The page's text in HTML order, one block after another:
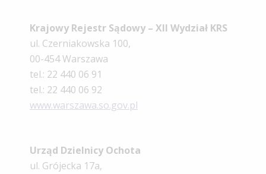
Krajowy Rejestr Sądowy – XII Wydział KRS
ul. Czerniakowska 100,
00-454 Warszawa
tel.: 22 440 06 91
tel.: 22 440 06 92
www.warszawa.so.gov.pl
Urząd Dzielnicy Ochota
ul. Grójecka 17a,